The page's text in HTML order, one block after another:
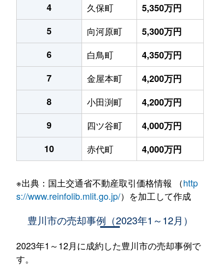
4
久保町
5,350万円
5
向河原町
5,300万円
6
白鳥町
4,350万円
7
金屋本町
4,200万円
8
小田渕町
4,200万円
9
四ツ谷町
4,000万円
10
赤代町 4,000万円
※出典：国土交通省不動産取引価格情報 （http
s://www.reinfolib.mlit.go.jp/）を加工して作成
豊川市の売却事例（2023年1～12月）
2023年1～12月に成約した豊川市の売却事例で
す。